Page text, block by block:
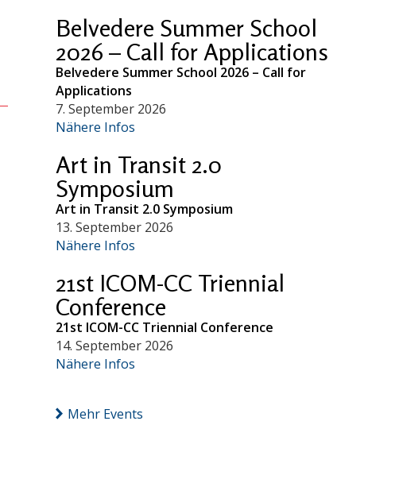
Belvedere Summer School
2026 – Call for Applications
Belvedere Summer School 2026 – Call for
Applications
7. September 2026
Nähere Infos
Art in Transit 2.0
Symposium
Art in Transit 2.0 Symposium
13. September 2026
Nähere Infos
21st ICOM-CC Triennial
Conference
21st ICOM-CC Triennial Conference
14. September 2026
Nähere Infos
Mehr Events